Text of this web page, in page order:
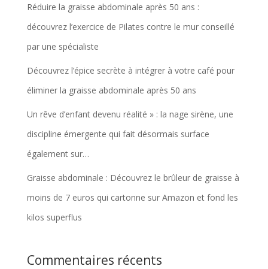
Réduire la graisse abdominale après 50 ans :
découvrez l’exercice de Pilates contre le mur conseillé
par une spécialiste
Découvrez l’épice secrète à intégrer à votre café pour
éliminer la graisse abdominale après 50 ans
Un rêve d’enfant devenu réalité » : la nage sirène, une
discipline émergente qui fait désormais surface
également sur…
Graisse abdominale : Découvrez le brûleur de graisse à
moins de 7 euros qui cartonne sur Amazon et fond les
kilos superflus
Commentaires récents